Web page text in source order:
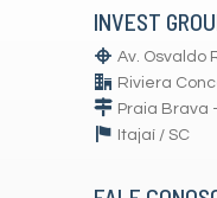
INVEST
Av. Osvaldo
Riviera
Praia Brava
Itajaí / SC